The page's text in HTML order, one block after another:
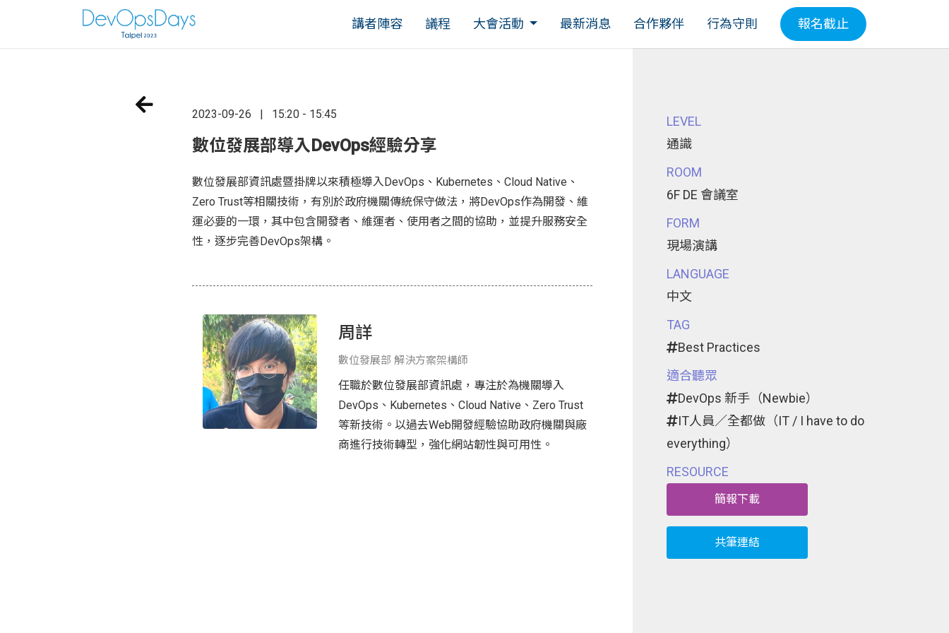
講者陣容 議程 大會活動 最新消息 合作夥伴 行為守則 報名截止
2023-09-26 15:20 - 15:45
數位發展部導入DevOps經驗分享
數位發展部資訊處暨掛牌以來積極導入DevOps、Kubernetes、Cloud Native、
Zero Trust等相關技術，有別於政府機關傳統保守做法，將DevOps作為開發、維
運必要的一環，其中包含開發者、維運者、使用者之間的協助，並提升服務安全
性，逐步完善DevOps架構。
周詳
數位發展部 解決方案架構師
任職於數位發展部資訊處，專注於為機關導入
DevOps、Kubernetes、Cloud Native、Zero Trust
等新技術。以過去Web開發經驗協助政府機關與廠
商進行技術轉型，強化網站韌性與可用性。
LEVEL
通識
ROOM
6F DE 會議室
FORM
現場演講
LANGUAGE
中文
TAG
Best Practices
適合聽眾
DevOps 新手（Newbie）
IT人員／全都做（IT / I have to do
everything）
RESOURCE
簡報下載
共筆連結